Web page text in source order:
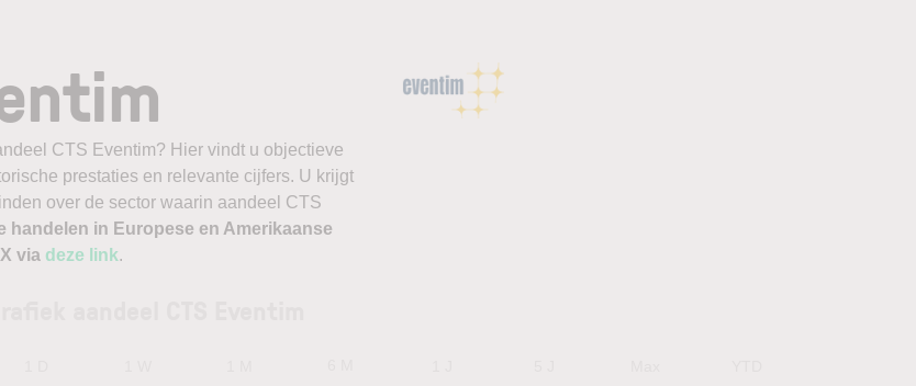
CTS Eventim? Hier vindt u objectieve
prestaties en relevante cijfers. U krijgt
over de sector waarin aandeel CTS
handelen in Europese en Amerikaanse
via deze link.